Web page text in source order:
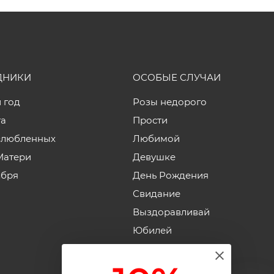
год
ОСОБЫЕ СЛУЧАИ
Розы недорого
Прости
Любимой
Девушке
День Рождения
Свидание
Выздоравливай
Юбилей
Годовщина свадьбы